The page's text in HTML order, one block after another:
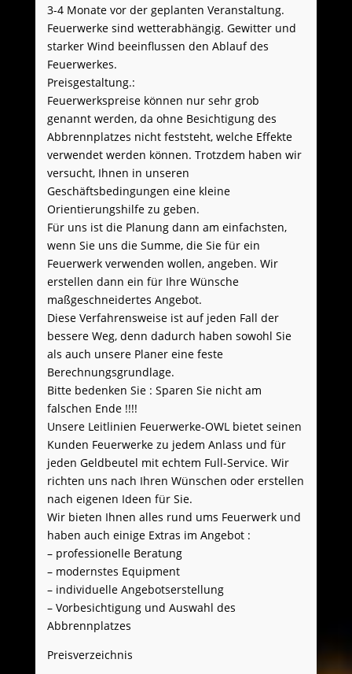
3-4 Monate vor der geplanten Veranstaltung.
Feuerwerke sind wetterabhängig. Gewitter und
starker Wind beeinflussen den Ablauf des
Feuerwerkes.
Preisgestaltung.:
Feuerwerkspreise können nur sehr grob
genannt werden, da ohne Besichtigung des
Abbrennplatzes nicht feststeht, welche Effekte
verwendet werden können. Trotzdem haben wir
versucht, Ihnen in unseren
Geschäftsbedingungen eine kleine
Orientierungshilfe zu geben.
Für uns ist die Planung dann am einfachsten,
wenn Sie uns die Summe, die Sie für ein
Feuerwerk verwenden wollen, angeben. Wir
erstellen dann ein für Ihre Wünsche
maßgeschneidertes Angebot.
Diese Verfahrensweise ist auf jeden Fall der
bessere Weg, denn dadurch haben sowohl Sie
als auch unsere Planer eine feste
Berechnungsgrundlage.
Bitte bedenken Sie : Sparen Sie nicht am
falschen Ende !!!!
Unsere Leitlinien Feuerwerke-OWL bietet seinen
Kunden Feuerwerke zu jedem Anlass und für
jeden Geldbeutel mit echtem Full-Service. Wir
richten uns nach Ihren Wünschen oder erstellen
nach eigenen Ideen für Sie.
Wir bieten Ihnen alles rund ums Feuerwerk und
haben auch einige Extras im Angebot :
– professionelle Beratung
– modernstes Equipment
– individuelle Angebotserstellung
– Vorbesichtigung und Auswahl des
Abbrennplatzes
Preisverzeichnis